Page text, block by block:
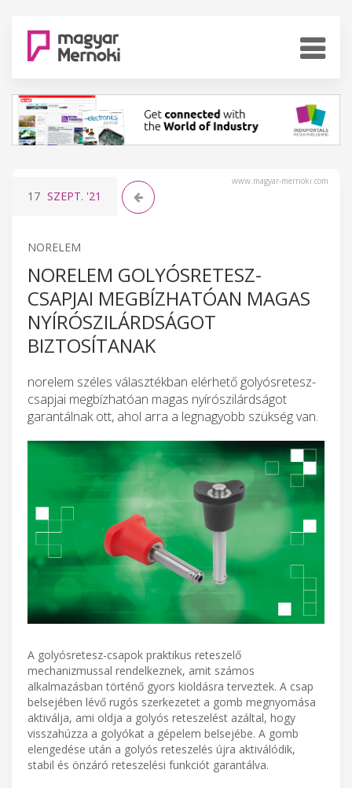
www.magyar-mernoki.com
17 SZEPT. '21
NORELEM
NORELEM GOLYÓSRETESZ-
CSAPJAI MEGBÍZHATÓAN MAGAS
NYÍRÓSZILÁRDSÁGOT
BIZTOSÍTANAK
norelem széles választékban elérhető golyósretesz-
csapjai megbízhatóan magas nyírószilárdságot
garantálnak ott, ahol arra a legnagyobb szükség van.
A golyósretesz-csapok praktikus reteszelő
mechanizmussal rendelkeznek, amit számos
alkalmazásban történő gyors kioldásra terveztek. A csap
belsejében lévő rugós szerkezetet a gomb megnyomása
aktiválja, ami oldja a golyós reteszelést azáltal, hogy
visszahúzza a golyókat a gépelem belsejébe. A gomb
elengedése után a golyós reteszelés újra aktiválódik,
stabil és önzáró reteszelési funkciót garantálva.